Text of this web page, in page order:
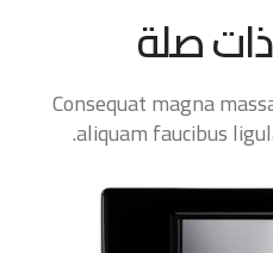
صلة
Consequat magna
aliquam faucibus